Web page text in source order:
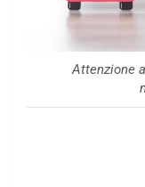
Attenzione